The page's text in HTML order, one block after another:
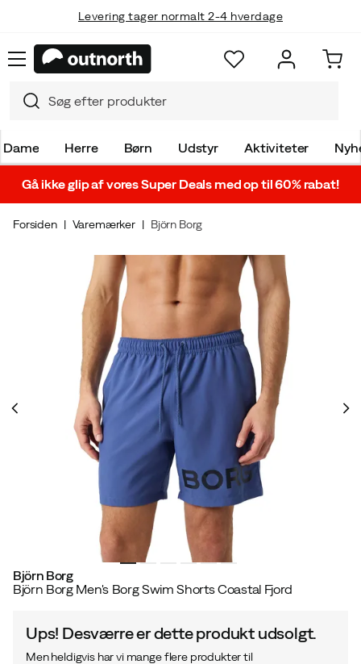
Levering tager normalt 2-4 hverdage
Dame Herre Børn Udstyr Aktiviteter
Gå ikke glip af vores Super Deals med op til 60% rabat!
Forsiden Varemærker Björn Borg
Björn Borg
Björn Borg Men's Borg Swim Shorts Coastal Fjord
Ups! Desværre er dette produkt udsolgt.
Men heldigvis har vi mange flere produkter til